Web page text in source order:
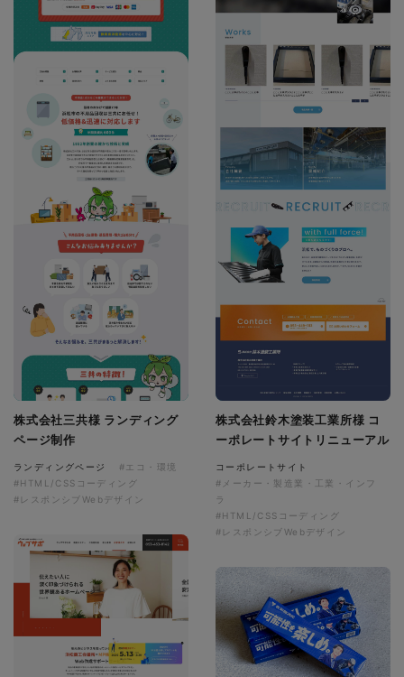
株式会社三共様 ランディング
ページ制作
ランディングページ
#エコ・環境
#HTML/CSSコーディング
#レスポンシブWebデザイン
株式会社鈴木塗装工業所様 コ
ーポレートサイトリニューアル
コーポレートサイト
#メーカー・製造業・工業・インフ
ラ
#HTML/CSSコーディング
#レスポンシブWebデザイン